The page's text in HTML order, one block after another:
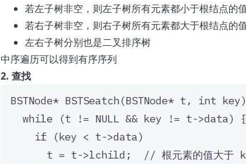
若左子树非空，则左子树所有元素都小于根结点的
若右子树非空，则右子树所有元素都大于根结点的
左右子树分别也是二叉排序树
中序遍历可以得到有序序列
2. 查找
BSTNode* BSTSeatch(BSTNode* t , int key
while (t != NULL && key != t->data) {
if (key < t->data)
t = t->lchild ;
// 根元素的值大于